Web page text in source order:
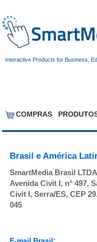
Interactive Products for Business,
COMPRAS
Brasil e América
SmartMedia Brasil LTDA
Avenida Civit I, n° 497,
Civit I, Serra/ES, CEP
045